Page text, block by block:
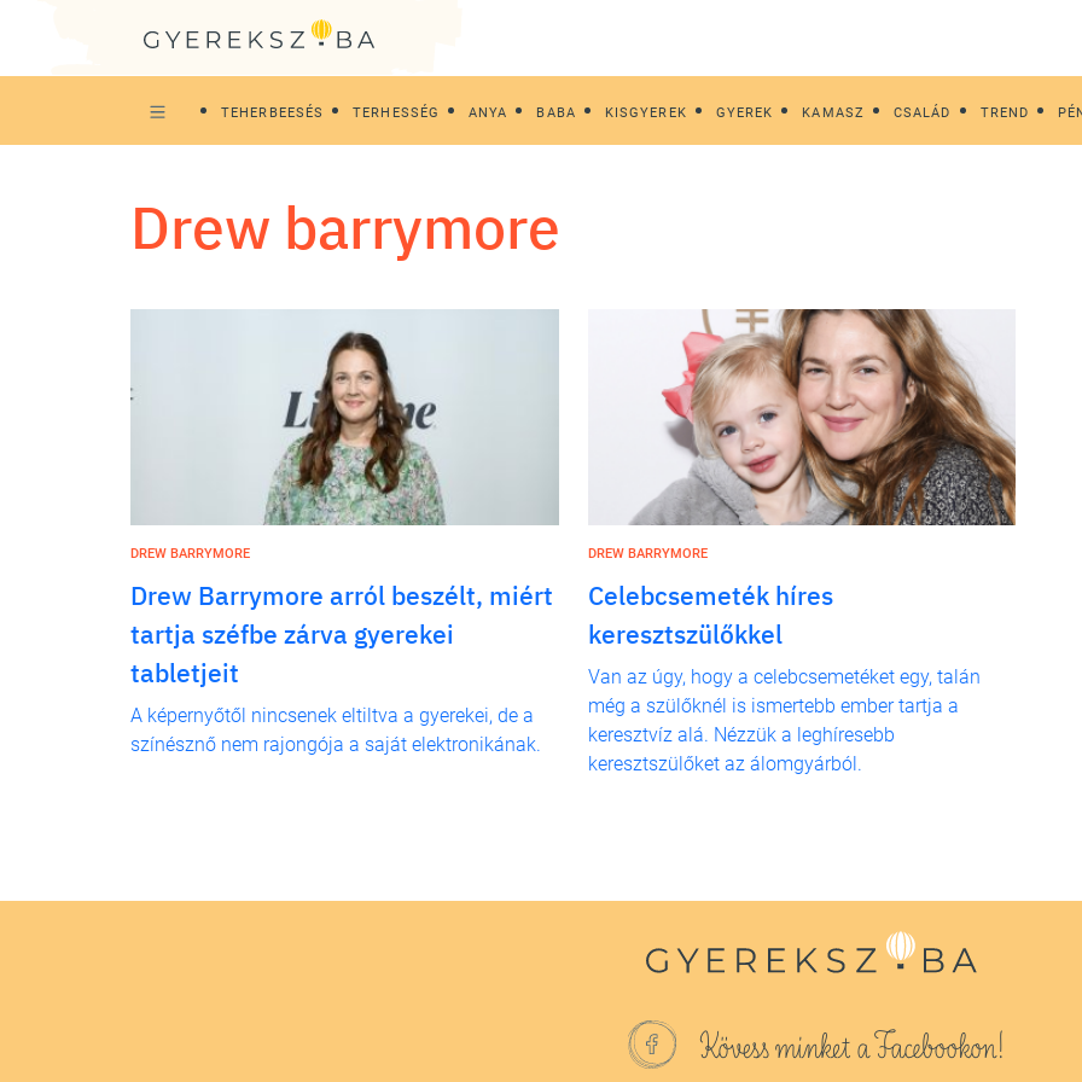
TEHERBEESÉS TERHESSÉG ANYA BABA KISGYEREK GYEREK KAMASZ CSALÁD TREND
drew barrymore
DREW BARRYMORE
Drew Barrymore arról beszélt, miért
tartja széfbe zárva gyerekei
tabletjeit
A képernyőtől nincsenek eltiltva a gyerekei, de a
színésznő nem rajongója a saját elektronikának.
DREW BARRYMORE
Celebcsemeték híres
keresztszülőkkel
Van az úgy, hogy a celebcsemetéket egy, talán
még a szülőknél is ismertebb ember tartja a
keresztvíz alá. Nézzük a leghíresebb
keresztszülőket az álomgyárból.
Kövess minket a Facebookon!